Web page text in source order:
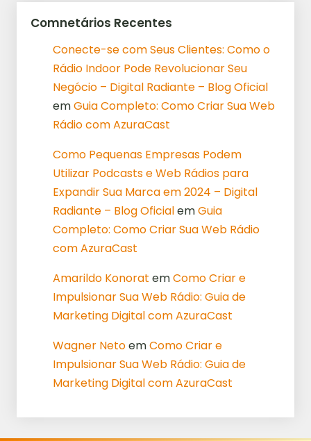
Comnetários Recentes
Conecte-se com Seus Clientes: Como o
Rádio Indoor Pode Revolucionar Seu
Negócio – Digital Radiante – Blog Oficial
emGuia Completo: Como Criar Sua Web
Rádio com AzuraCast
Como Pequenas Empresas Podem
Utilizar Podcasts e Web Rádios para
Expandir Sua Marca em 2024 – Digital
Radiante – Blog OficialemGuia
Completo: Como Criar Sua Web Rádio
com AzuraCast
Amarildo Konorat emComo Criar e
Impulsionar Sua Web Rádio: Guia de
Marketing Digital com AzuraCast
Wagner NetoemComo Criar e
Impulsionar Sua Web Rádio: Guia de
Marketing Digital com AzuraCast